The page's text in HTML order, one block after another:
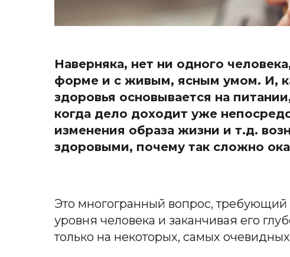
Наверняка, нет ни одного
форме и с живым, ясным умом. И,
здоровья основывается на
когда дело доходит уже
изменения образа жизни и т.д.
здоровыми, почему так сложно
Это многогранный вопрос, требующий
уровня человека и заканчивая его
только на некоторых, самых очевидных